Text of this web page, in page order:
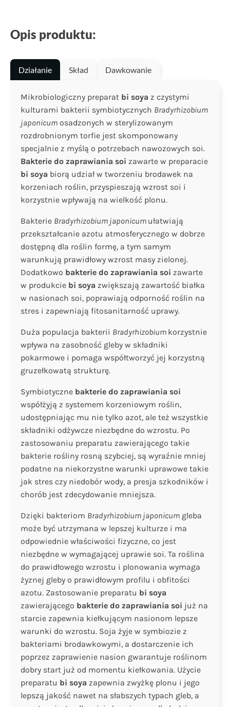
Opis produktu:
Działanie Skład Dawkowanie
Mikrobiologiczny preparat bi soya z czystymi
kulturami bakterii symbiotycznych Bradyrhizobium
japonicum osadzonych w sterylizowanym
rozdrobnionym torfie jest skomponowany
specjalnie z myślą o potrzebach nawozowych soi.
Bakterie do zaprawiania soi zawarte w preparacie
bi soya biorą udział w tworzeniu brodawek na
korzeniach roślin, przyspieszają wzrost soi i
korzystnie wpływają na wielkość plonu.
Bakterie Bradyrhizobium japonicum ułatwiają
przekształcanie azotu atmosferycznego w dobrze
dostępną dla roślin formę, a tym samym
warunkują prawidłowy wzrost masy zielonej.
Dodatkowo bakterie do zaprawiania soi zawarte
w produkcie bi soya zwiększają zawartość białka
w nasionach soi, poprawiają odporność roślin na
stres i zapewniają fitosanitarność uprawy.
Duża populacja bakterii Bradyrhizobium korzystnie
wpływa na zasobność gleby w składniki
pokarmowe i pomaga współtworzyć jej korzystną
gruzełkowatą strukturę.
Symbiotyczne bakterie do zaprawiania soi
współżyją z systemem korzeniowym roślin,
udostępniając mu nie tylko azot, ale też wszystkie
składniki odżywcze niezbędne do wzrostu. Po
zastosowaniu preparatu zawierającego takie
bakterie rośliny rosną szybciej, są wyraźnie mniej
podatne na niekorzystne warunki uprawowe takie
jak stres czy niedobór wody, a presja szkodników i
chorób jest zdecydowanie mniejsza.
Dzięki bakteriom Bradyrhizobium japonicum gleba
może być utrzymana w lepszej kulturze i ma
odpowiednie właściwości fizyczne, co jest
niezbędne w wymagającej uprawie soi. Ta roślina
do prawidłowego wzrostu i plonowania wymaga
żyznej gleby o prawidłowym profilu i obfitości
azotu. Zastosowanie preparatu bi soya
zawierającego bakterie do zaprawiania soi już na
starcie zapewnia kiełkującym nasionom lepsze
warunki do wzrostu. Soja żyje w symbiozie z
bakteriami brodawkowymi, a dostarczenie ich
poprzez zaprawienie nasion gwarantuje roślinom
dobry start już od momentu kiełkowania. Użycie
preparatu bi soya zapewnia zwyżkę plonu i jego
lepszą jakość nawet na słabszych typach gleb, a